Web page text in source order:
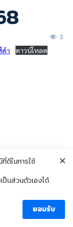
3
ำ ดาวน์โหลด
Thailand
ล
ดีในการใช้
ป็นส่วนตัวเองได้
ยอมรับ